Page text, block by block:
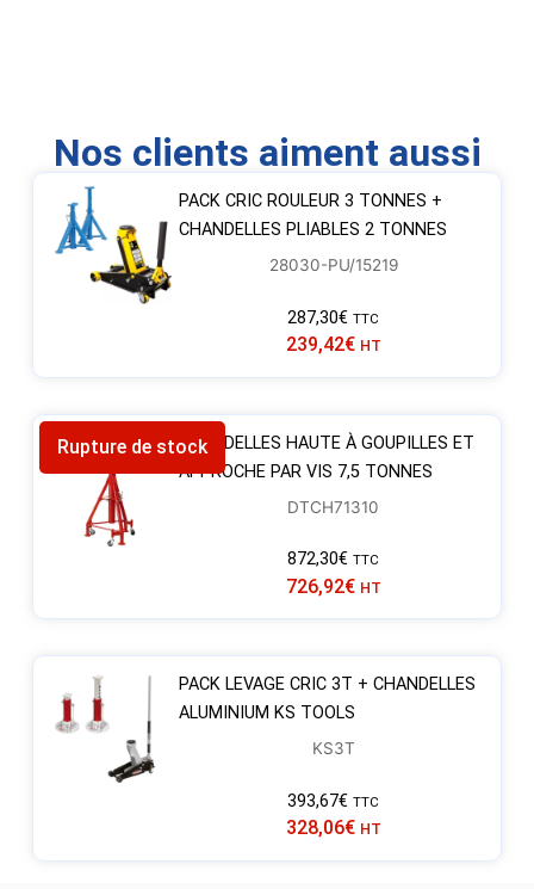
Nos clients aiment aussi
PACK CRIC ROULEUR 3 TONNES +
CHANDELLES PLIABLES 2 TONNES
28030-PU/15219
287,30€ TTC
239,42€ HT
Rupture de stockCHANDELLES HAUTE À GOUPILLES ET
APPROCHE PAR VIS 7,5 TONNES
DTCH71310
872,30€ TTC
726,92€ HT
PACK LEVAGE CRIC 3T + CHANDELLES
ALUMINIUM KS TOOLS
KS3T
393,67€ TTC
328,06€ HT